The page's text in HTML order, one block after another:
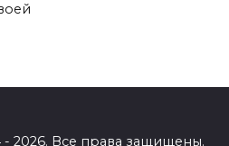
2026. Все права защищены.